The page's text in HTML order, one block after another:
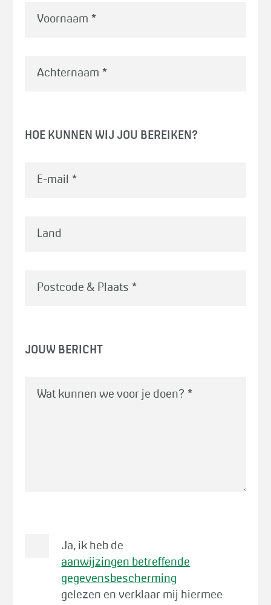
Voornaam *
Achternaam *
HOE KUNNEN WIJ JOU BEREIKEN?
E-mail *
Land
Postcode & Plaats *
JOUW BERICHT
Wat kunnen we voor je doen? *
Ja, ik heb de
aanwijzingen betreffende
gegevensbescherming
gelezen en verklaar mij hiermee